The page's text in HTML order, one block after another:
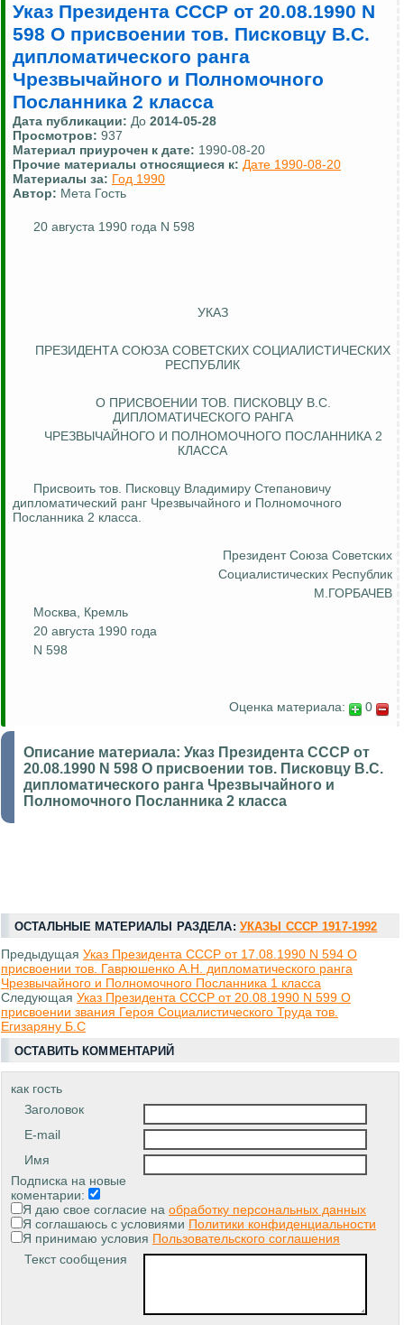
Указ Президента СССР от 20.08.1990 N
598 О присвоении тов. Писковцу В.С.
дипломатического ранга
Чрезвычайного и Полномочного
Посланника 2 класса
Дата публикации: До 2014-05-28
Просмотров: 937
Материал приурочен к дате: 1990-08-20
Прочие материалы относящиеся к: Дате 1990-08-20
Материалы за: Год 1990
Автор: Мета Гость
20 августа 1990 года N 598
УКАЗ
ПРЕЗИДЕНТА СОЮЗА СОВЕТСКИХ СОЦИАЛИСТИЧЕСКИХ
РЕСПУБЛИК
О ПРИСВОЕНИИ ТОВ. ПИСКОВЦУ В.С.
ДИПЛОМАТИЧЕСКОГО РАНГА
ЧРЕЗВЫЧАЙНОГО И ПОЛНОМОЧНОГО ПОСЛАННИКА 2
КЛАССА
Присвоить тов. Писковцу Владимиру Степановичу
дипломатический ранг Чрезвычайного и Полномочного
Посланника 2 класса.
Президент Союза Советских
Социалистических Республик
М.ГОРБАЧЕВ
Москва, Кремль
20 августа 1990 года
N 598
Оценка материала: 0
Описание материала: Указ Президента СССР от
20.08.1990 N 598 О присвоении тов. Писковцу В.С.
дипломатического ранга Чрезвычайного и
Полномочного Посланника 2 класса
ОСТАЛЬНЫЕ МАТЕРИАЛЫ РАЗДЕЛА: УКАЗЫ СССР 1917-1992
Предыдущая Указ Президента СССР от 17.08.1990 N 594 О
присвоении тов. Гаврюшенко А.Н. дипломатического ранга
Чрезвычайного и Полномочного Посланника 1 класса
Следующая Указ Президента СССР от 20.08.1990 N 599 О
присвоении звания Героя Социалистического Труда тов.
Егизаряну Б.С
ОСТАВИТЬ КОММЕНТАРИЙ
как гость
Заголовок
E-mail
Имя
Подписка на новые
коментарии:
Я даю свое согласие на обработку персональных данных
Я соглашаюсь с условиями Политики конфиденциальности
Я принимаю условия Пользовательского соглашения
Текст сообщения